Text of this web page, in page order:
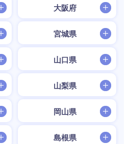
大阪府
宮城県
山口県
山梨県
岡山県
島根県